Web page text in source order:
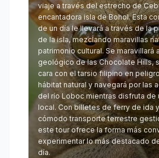
viaje a través del estrecho de
encantadora isla de Bohol. Esta
de un día le llevará a través de la
de la isla, mezclando maravillas
patrimonio cultural. Se maravillará
geológico de las Chocolate Hills,
cara con el tarsio filipino en
hábitat natural y navegará por las
del río Loboc mientras disfruta de
local. Con billetes de ferry de ida
cómodo transporte terrestre
este tour ofrece la forma más
experimentar lo más destacado
día.